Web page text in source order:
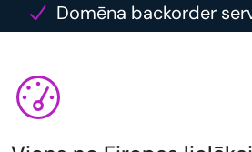
Domēna backorder